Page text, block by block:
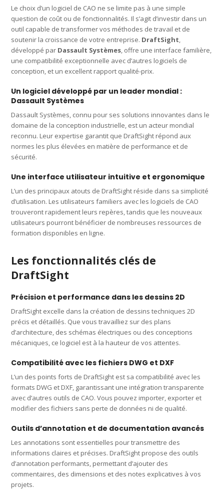
Le choix d’un logiciel de CAO ne se limite pas à une simple
question de coût ou de fonctionnalités. Il s’agit d’investir dans un
outil capable de transformer vos méthodes de travail et de
soutenir la croissance de votre entreprise. DraftSight,
développé par Dassault Systèmes, offre une interface familière,
une compatibilité exceptionnelle avec d’autres logiciels de
conception, et un excellent rapport qualité-prix.
Un logiciel développé par un leader mondial :
Dassault Systèmes
Dassault Systèmes, connu pour ses solutions innovantes dans le
domaine de la conception industrielle, est un acteur mondial
reconnu. Leur expertise garantit que DraftSight répond aux
normes les plus élevées en matière de performance et de
sécurité.
Une interface utilisateur intuitive et ergonomique
L’un des principaux atouts de DraftSight réside dans sa simplicité
d’utilisation. Les utilisateurs familiers avec les logiciels de CAO
trouveront rapidement leurs repères, tandis que les nouveaux
utilisateurs pourront bénéficier de nombreuses ressources de
formation disponibles en ligne.
Les fonctionnalités clés de
DraftSight
Précision et performance dans les dessins 2D
DraftSight excelle dans la création de dessins techniques 2D
précis et détaillés. Que vous travailliez sur des plans
d’architecture, des schémas électriques ou des conceptions
mécaniques, ce logiciel est à la hauteur de vos attentes.
Compatibilité avec les fichiers DWG et DXF
L’un des points forts de DraftSight est sa compatibilité avec les
formats DWG et DXF, garantissant une intégration transparente
avec d’autres outils de CAO. Vous pouvez importer, exporter et
modifier des fichiers sans perte de données ni de qualité.
Outils d’annotation et de documentation avancés
Les annotations sont essentielles pour transmettre des
informations claires et précises. DraftSight propose des outils
d’annotation performants, permettant d’ajouter des
commentaires, des dimensions et des notes explicatives à vos
projets.